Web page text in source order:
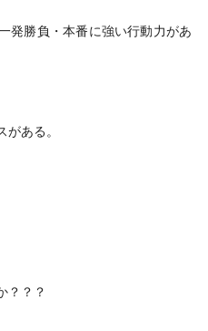
発勝負・本番に強い行動力があ
ある。
？？？